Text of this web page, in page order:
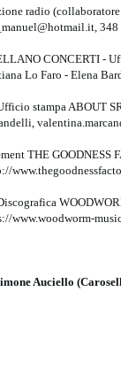
radio
CONCERTI -
Lo Faro - Elena
stampa ABOUT
THE GOODNESS
www.woodworm-
Auciello